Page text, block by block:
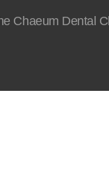
Chaeum Dental